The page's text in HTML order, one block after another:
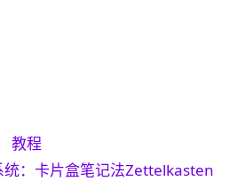
教程
统：卡片盒笔记法Zettelkasten